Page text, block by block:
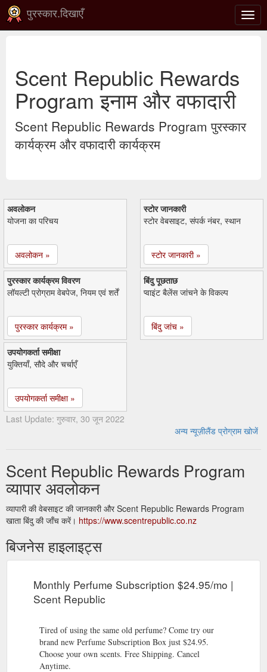
टॉगल
से
पुरस्कार.दिखाएँ
Scent Republic Rewards
Program इनाम और वफादारी
Scent Republic Rewards Program पुरस्कार
कार्यक्रम और वफादारी कार्यक्रम
अवलोकन
योजना का परिचय
अवलोकन »
स्टोर जानकारी
स्टोर वेबसाइट, संपर्क नंबर, स्थान
स्टोर जानकारी »
पुरस्कार कार्यक्रम विवरण
लॉयल्टी प्रोग्राम वेबपेज, नियम एवं शर्तें
पुरस्कार कार्यक्रम »
बिंदु पूछताछ
प्वाइंट बैलेंस जांचने के विकल्प
बिंदु जांच »
उपयोगकर्ता समीक्षा
युक्तियाँ, सौदे और चर्चाएँ
उपयोगकर्ता समीक्षा »
Last Update: गुरुवार, 30 जून 2022
अन्य न्यूज़ीलैंड प्रोग्राम खोजें
Scent Republic Rewards Program
व्यापार अवलोकन
व्यापारी की वेबसाइट की जानकारी और Scent Republic Rewards Program
खाता बिंदु की जाँच करें। https://www.scentrepublic.co.nz
बिजनेस हाइलाइट्स
Monthly Perfume Subscription $24.95/mo |
Scent Republic
Tired of using the same old perfume? Come try our
brand new Perfume Subscription Box just $24.95.
Choose your own scents. Free Shipping. Cancel
Anytime.